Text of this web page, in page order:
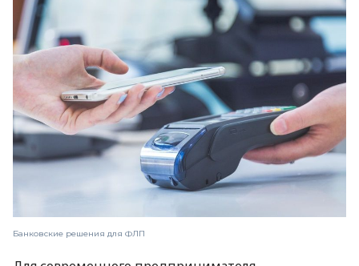
Банковские решения для ФЛП